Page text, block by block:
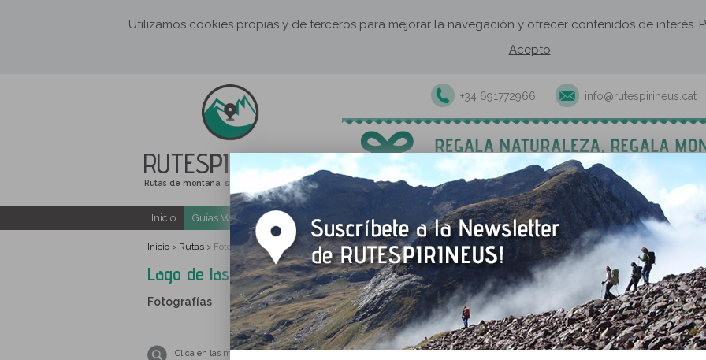
Utilizamos cookies propias y de terceros para mejorar la navegación y ofrecer contenidos de interés.
Acepto
RUTESPIRINEUS
Rutas de montaña, senderismo y excursiones
+34 691772966 info@rutespirineus.cat
Inicio Guías Web y PDF gratuitas Excursiones y actividades guiadas Rutas autoguiadas
Inicio > Rutas > Fotografías Lago de las Abelletes y picos de Envalira (2.823m y 2.818m)
Lago de las Abelletes y picos de Envalira (2.823m y 2.818m)
Fotografías
VOLVER A LA RUTA
Clica en las miniaturas para ampliar las imágenes a tamaño pantalla completa. Para ver correctamente la galeria de